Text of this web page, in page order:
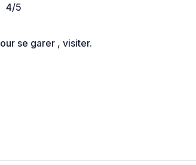
4/5
se garer , visiter.